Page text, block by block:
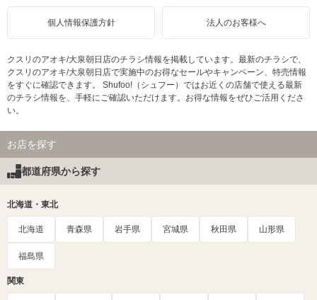
個人情報保護方針 法人のお客様へ
クスリのアオキ/大泉朝日店のチラシ情報を掲載しています。最新のチラシで、
クスリのアオキ/大泉朝日店で実施中のお得なセールやキャンペーン、特売情報
をすぐに確認できます。 Shufoo!（シュフー）ではお近くの店舗で使える最新
のチラシ情報を、手軽にご確認いただけます。お得な情報をぜひご活用くださ
い。
お店を探す
都道府県から探す
北海道・東北
北海道 青森県 岩手県 宮城県 秋田県 山形県
福島県
関東